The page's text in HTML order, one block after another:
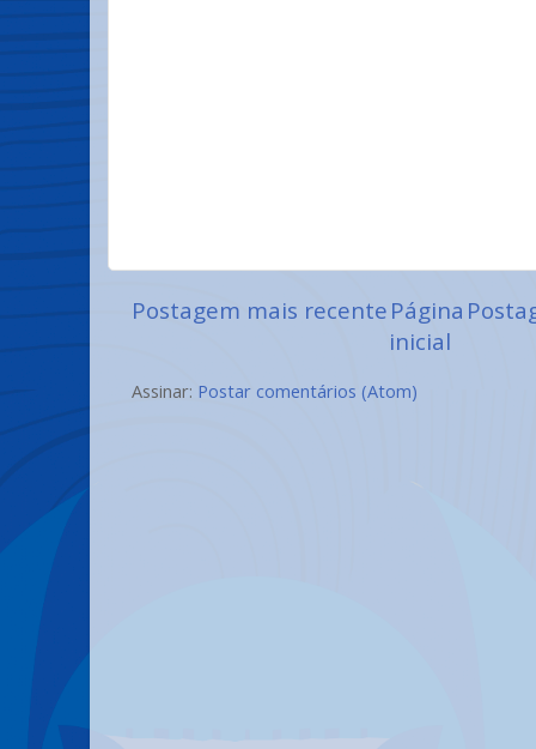
Postagem mais recentePágina
inicial
Assinar: Postar comentários (Atom)